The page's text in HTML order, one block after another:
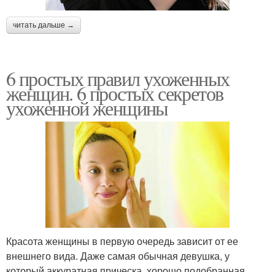
читать дальше →
6 простых правил ухоженных
женщин. 6 простых секретов
ухоженной женщины
Красота женщины в первую очередь зависит от ее
внешнего вида. Даже самая обычная девушка, у